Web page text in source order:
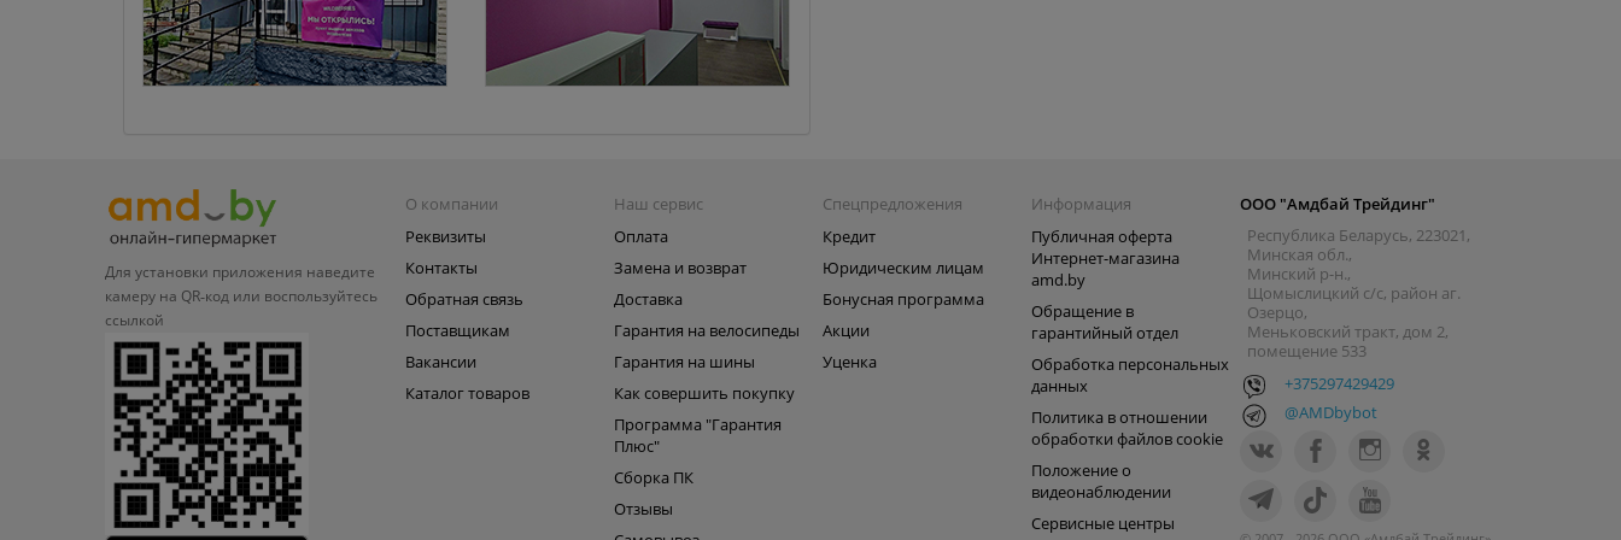
Для установки приложения наведите
камеру на QR‑код или воспользуйтесь
ссылкой
О компании
Реквизиты
Контакты
Обратная связь
Поставщикам
Вакансии
Каталог товаров
Наш сервис
Оплата
Замена и возврат
Доставка
Гарантия на велосипеды
Гарантия на шины
Как совершить покупку
Программа "Гарантия
Плюс"
Сборка ПК
Отзывы
Спецпредложения
Кредит
Юридическим лицам
Бонусная программа
Акции
Уценка
Информация
Публичная оферта
Интернет-магазина
amd.by
Обращение в
гарантийный отдел
Обработка персональных
данных
Политика в отношении
обработки файлов cookie
Положение о
видеонаблюдении
Сервисные центры
ООО "Амдбай Трейдинг"
Республика Беларусь, 223021,
Минская обл.,
Минский р-н.,
Щомыслицкий с/с, район аг.
Озерцо,
Меньковский тракт, дом 2,
помещение 533
+375297429429
@AMDbybot